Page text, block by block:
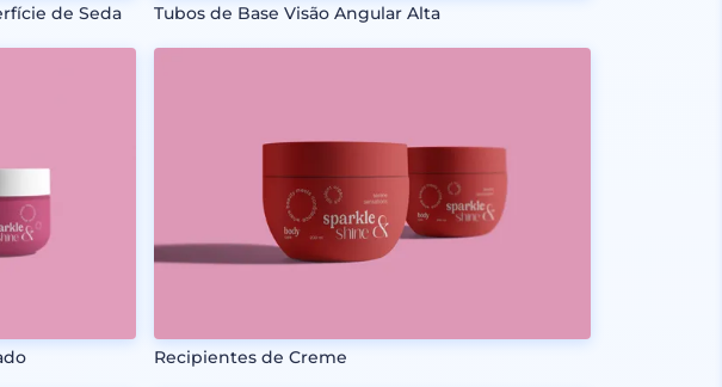
de Seda Tubos de Base Visão Angular Alta
Recipientes de Creme